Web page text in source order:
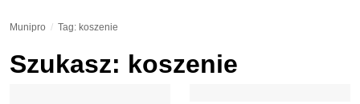
Munipro Tag: koszenie
Szukasz: koszenie